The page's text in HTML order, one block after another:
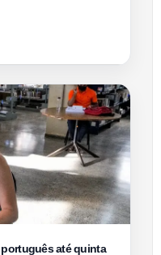
até quinta